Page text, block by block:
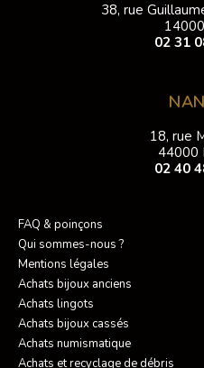
38, rue
02 31
18, rue
44000
02 40
FAQ & poinçons
Qui sommes-nous ?
Mentions légales
Achats bijoux anciens
Achats lingots
Achats bijoux cassés
Achats numismatique
Achats et recyclage de débris